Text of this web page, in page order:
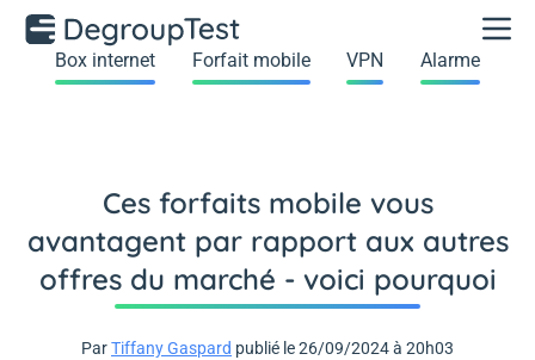
Box internet Forfait mobile VPN Alarme
Ces forfaits mobile vous
avantagent par rapport aux autres
offres du marché - voici pourquoi
ParTiffany Gaspard publié le 26/09/2024 à 20h03